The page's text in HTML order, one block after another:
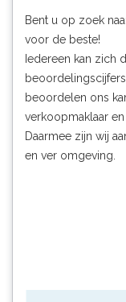
Bent u op zoek
voor de beste!
Iedereen kan zich
beoordelen ons
verkoopmaklaar
Daarmee zijn wij
en ver omgeving.